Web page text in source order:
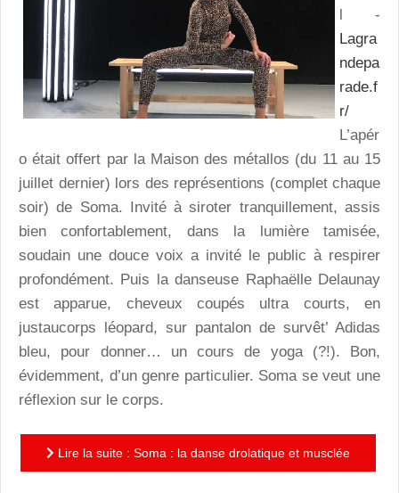
l -
Lagra
ndepa
rade.f
r/
L’apér
o était offert par la Maison des métallos (du 11 au 15
juillet dernier) lors des représentions (complet chaque
soir) de Soma. Invité à siroter tranquillement, assis
bien confortablement, dans la lumière tamisée,
soudain une douce voix a invité le public à respirer
profondément. Puis la danseuse Raphaëlle Delaunay
est apparue, cheveux coupés ultra courts, en
justaucorps léopard, sur pantalon de survêt’ Adidas
bleu, pour donner… un cours de yoga (?!). Bon,
évidemment, d’un genre particulier. Soma se veut une
réflexion sur le corps.
Lire la suite : Soma : la danse drolatique et musclée